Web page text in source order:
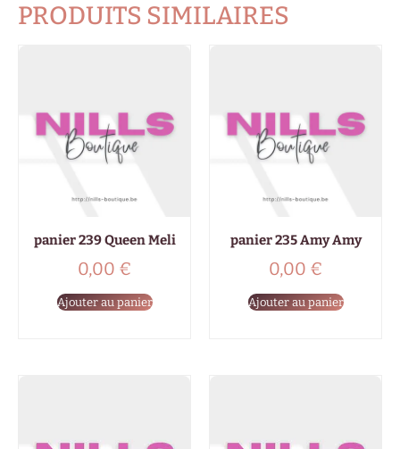
PRODUITS SIMILAIRES
panier 239 Queen Meli
0,00 €
Ajouter au panier
panier 235 Amy Amy
0,00 €
Ajouter au panier